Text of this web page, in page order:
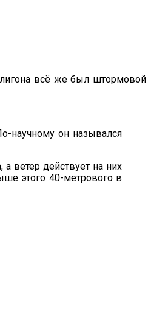
всё же был штормовой
научному он назывался
а ветер действует на них
этого 40-метрового в